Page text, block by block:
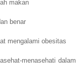
makan
benar
mengalami obesitas
menasehati dalam